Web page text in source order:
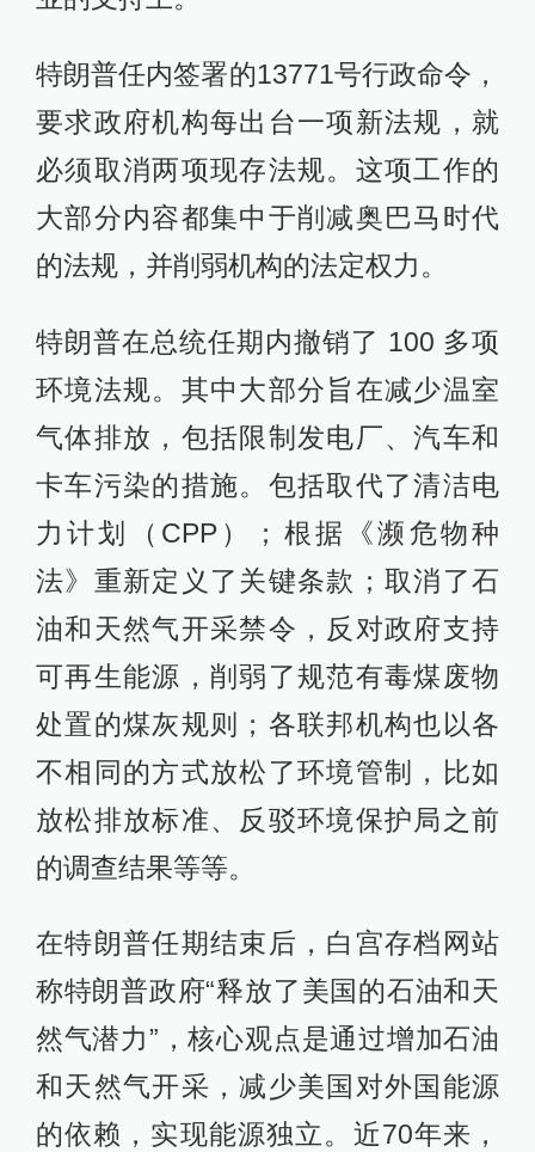
特朗普任内签署的13771号行政命令，
要求政府机构每出台一项新法规，就
必须取消两项现存法规。这项工作的
大部分内容都集中于削减奥巴马时代
的法规，并削弱机构的法定权力。
特朗普在总统任期内撤销了 100 多项
环境法规。其中大部分旨在减少温室
气体排放，包括限制发电厂、汽车和
卡车污染的措施。包括取代了清洁电
力计划（CPP）；根据《濒危物种
法》重新定义了关键条款；取消了石
油和天然气开采禁令，反对政府支持
可再生能源，削弱了规范有毒煤废物
处置的煤灰规则；各联邦机构也以各
不相同的方式放松了环境管制，比如
放松排放标准、反驳环境保护局之前
的调查结果等等。
在特朗普任期结束后，白宫存档网站
称特朗普政府“释放了美国的石油和天
然气潜力”，核心观点是通过增加石油
和天然气开采，减少美国对外国能源
的依赖，实现能源独立。近70年来，